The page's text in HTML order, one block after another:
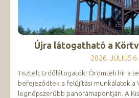
Újra látogatható a
2026. JÚLIUS 6.
Tisztelt Erdőlátogatók! Örömteli hír a
befejeződtek a felújítási munkálatok a
legnépszerűbb panorámapontján. A